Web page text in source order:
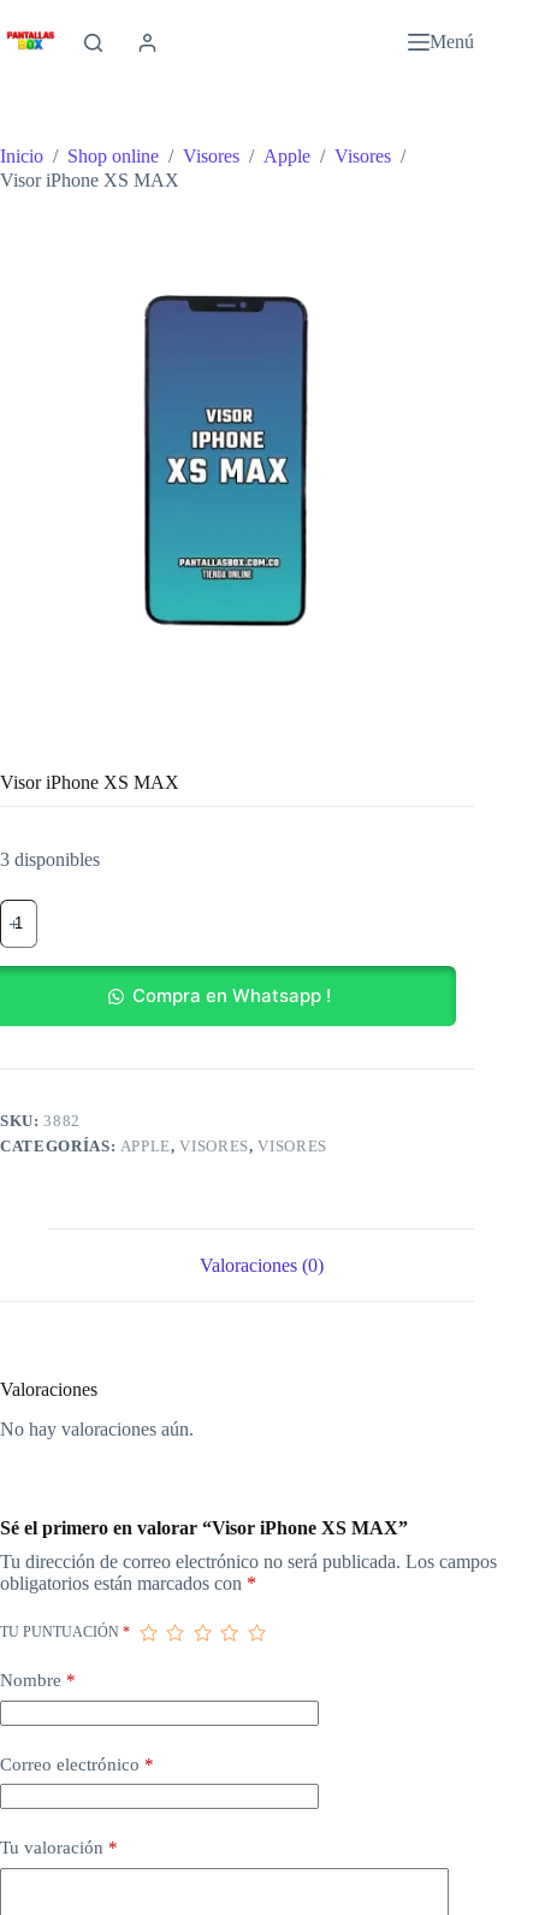
al
contenido
Menú
Inicio / Shop online / Visores / Apple / Visores /
Visor iPhone XS MAX
Visor iPhone XS MAX
3 disponibles
Visor
iPhone
XS
MAX
Compra en Whatsapp !
SKU:3882
CATEGORÍAS: APPLE,VISORES,VISORES
Valoraciones (0)
Valoraciones
No hay valoraciones aún.
Sé el primero en valorar “Visor iPhone XS MAX”
Tu dirección de correo electrónico no será publicada. Los campos
obligatorios están marcados con *
TU PUNTUACIÓN *
Nombre *
Correo electrónico *
Tu valoración *